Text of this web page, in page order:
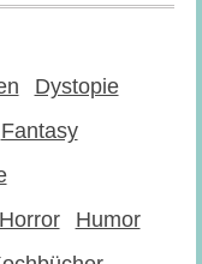
Dystopie
Fantasy
Horror
Humor